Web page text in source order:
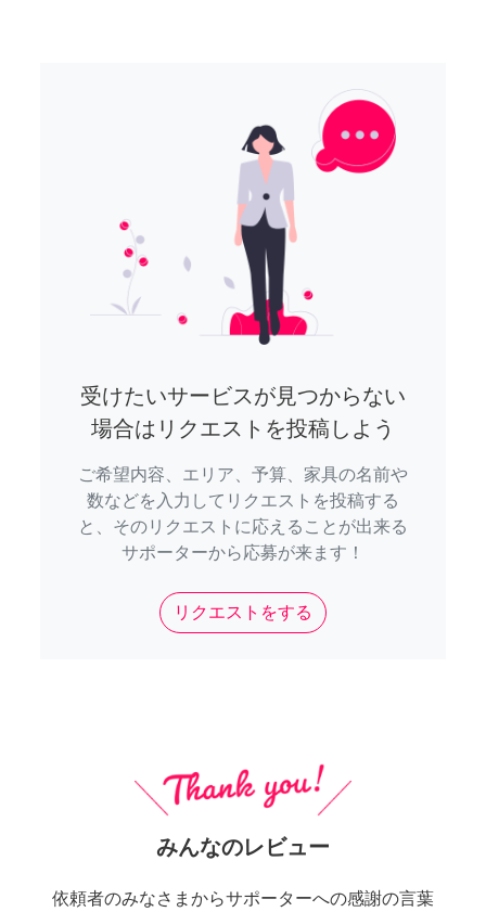
受けたいサービスが見つからない
場合はリクエストを投稿しよう
ご希望内容、エリア、予算、家具の名前や
数などを入力してリクエストを投稿する
と、そのリクエストに応えることが出来る
サポーターから応募が来ます！
リクエストをする
みんなのレビュー
依頼者のみなさまからサポーターへの感謝の言葉